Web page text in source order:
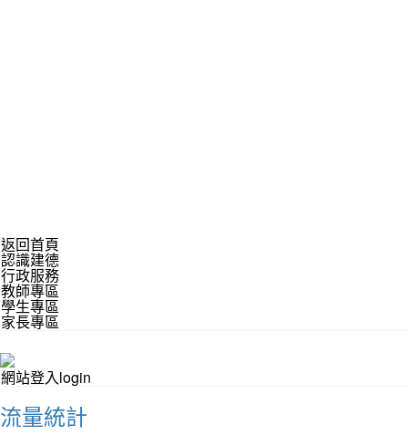
返回首頁
認識建德
行政服務
教師專區
學生專區
家長專區
網站登入login
流量統計